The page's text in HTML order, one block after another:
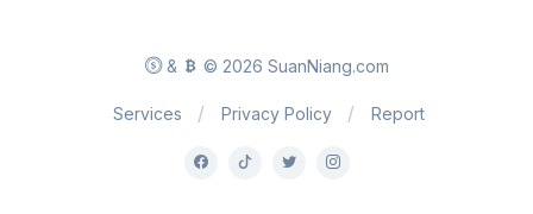
& © 2026 SuanNiang.com
Services Privacy Policy Report